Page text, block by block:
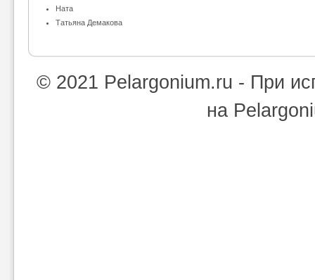
Ната
Татьяна Демакова
© 2021 Pelargonium.ru - При
на